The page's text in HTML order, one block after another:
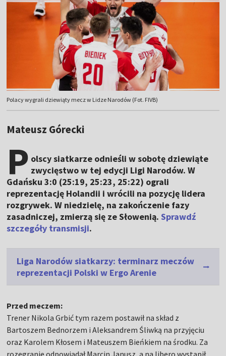
Polacy wygrali dziewiąty mecz w Lidze Narodów (Fot. FIVB)
Mateusz Górecki
P olscy siatkarze odnieśli w sobotę dziewiąte
zwycięstwo w tej edycji Ligi Narodów. W
Gdańsku 3:0 (25:19, 25:23, 25:22) ograli
reprezentację Holandii i wrócili na pozycję lidera
rozgrywek. W niedzielę, na zakończenie fazy
zasadniczej, zmierzą się ze Słowenią.Sprawdź
szczegóły transmisji.
Liga Narodów siatkarzy: terminarz meczów
reprezentacji Polski w Ergo Arenie
Przed meczem:
Trener Nikola Grbić tym razem postawił na skład z
Bartoszem Bednorzem i Aleksandrem Śliwką na przyjęciu
oraz Karolem Kłosem i Mateuszem Bieńkiem na środku. Za